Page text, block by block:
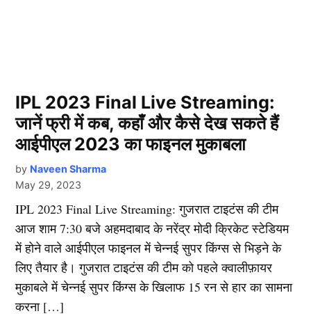
IPL 2023 Final Live Streaming:
जानें फ्री में कब, कहाँ और कैसे देख सकते हैं
आईपीएल 2023 का फाइनल मुकाबला
by Naveen Sharma
May 29, 2023
IPL 2023 Final Live Streaming: गुजरात टाइटंस की टीम
आज शाम 7:30 बजे अहमदाबाद के नरेंद्र मोदी क्रिकेट स्टेडियम
में होने वाले आईपीएल फाइनल में चेन्नई सुपर किंग्स से भिड़ने के
लिए तैयार है। गुजरात टाइटंस की टीम को पहले क्वालीफ़ायर
मुकाबले में चेन्नई सुपर किंग्स के खिलाफ 15 रन से हार का सामना
करना […]